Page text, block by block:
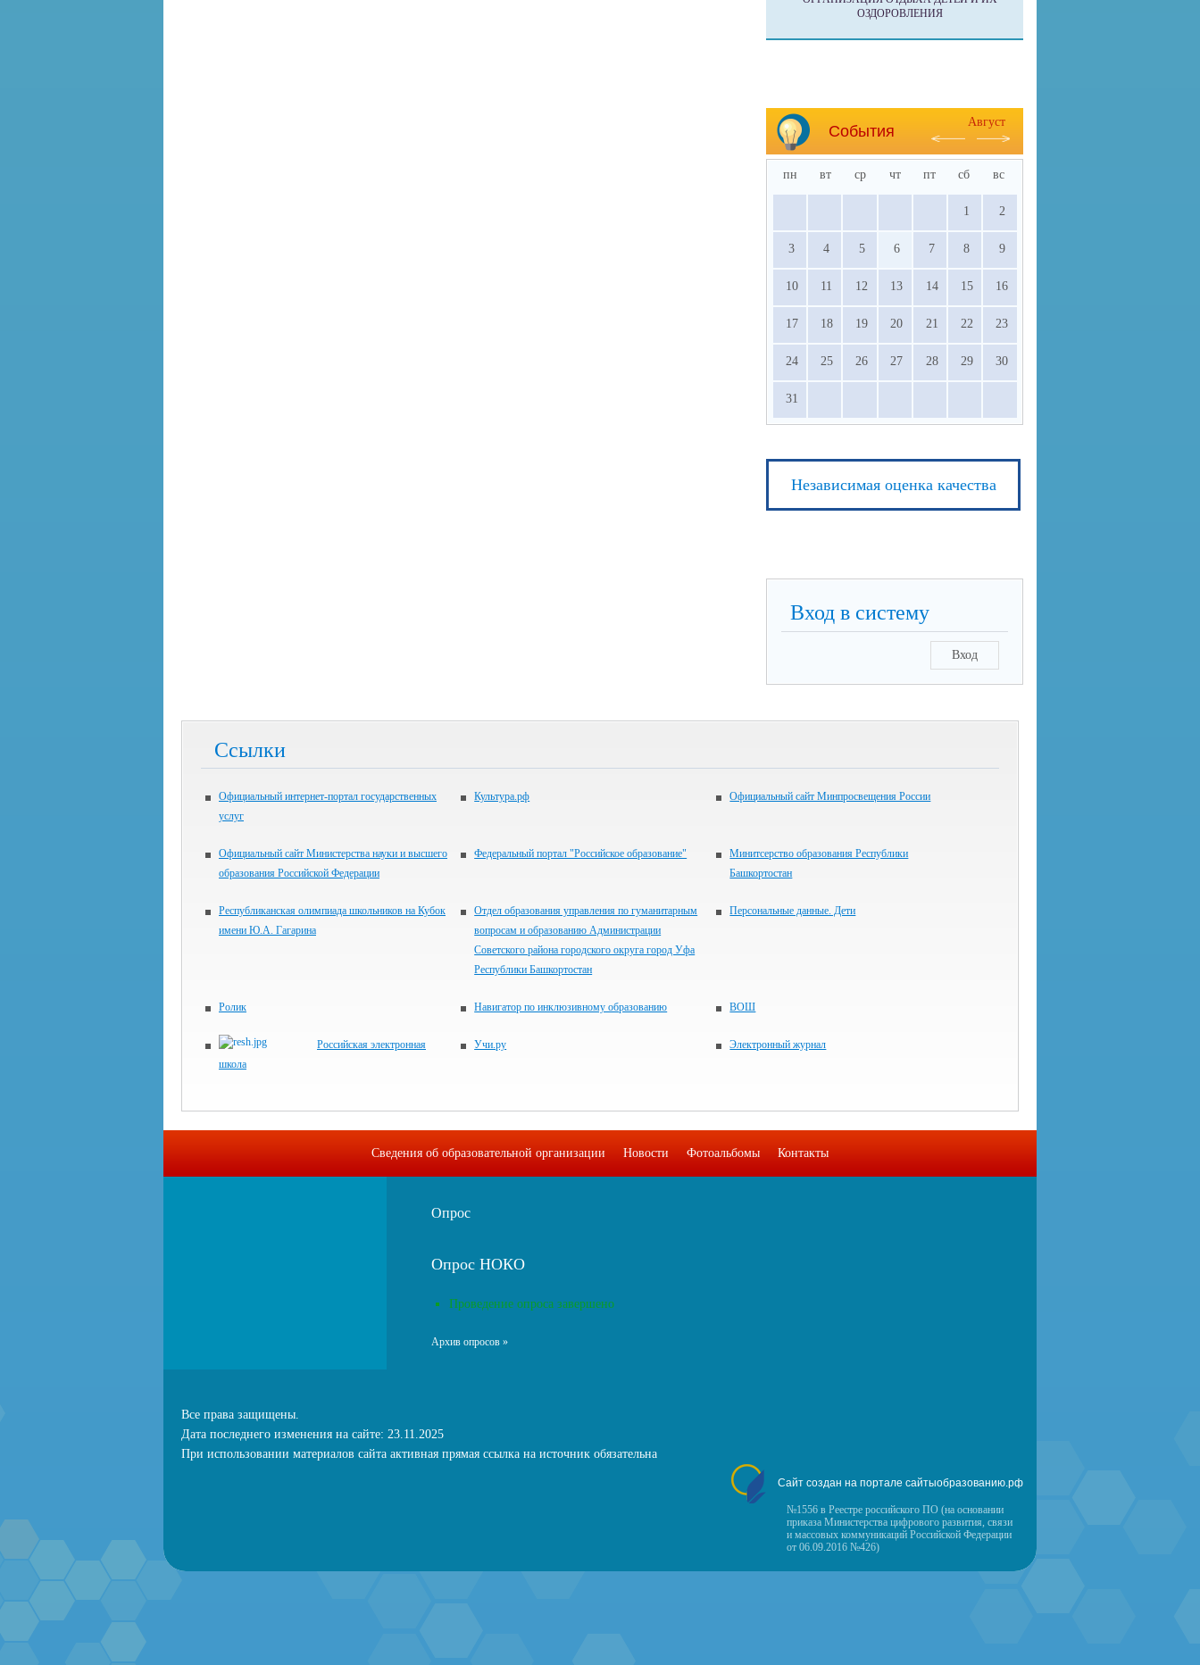
ОЗДОРОВЛЕНИЯ
События
Август
пн вт ср чт пт сб вс
1 2
3 4 5 6 7 8 9
10 11 12 13 14 15 16
17 18 19 20 21 22 23
24 25 26 27 28 29 30
31
Независимая оценка качества
Вход в систему
Вход
Ссылки
Официальный интернет-портал государственных
услуг
Культура.рф Официальный сайт Минпросвещения России
Официальный сайт Министерства науки и высшего
образования Российской Федерации
Федеральный портал "Российское образование"
Минитсерство образования Республики
Башкортостан
Республиканская олимпиада школьников на Кубок
имени Ю.А. Гагарина
Отдел образования управления по гуманитарным
вопросам и образованию Администрации
Советского района городского округа город Уфа
Республики Башкортостан
Персональные данные. Дети
Ролик Навигатор по инклюзивному образованию ВОШ
Российская электронная
школа
Учи.ру Электронный журнал
Сведения об образовательной организации Новости Фотоальбомы Контакты
Опрос
Опрос НОКО
Проведение опроса завершено
Архив опросов »
Все права защищены.
Дата последнего изменения на сайте: 23.11.2025
При использовании материалов сайта активная прямая ссылка на источник обязательна
Сайт создан на портале сайтыобразованию.рф
№1556 в Реестре российского ПО (на основании
приказа Министерства цифрового развития, связи
и массовых коммуникаций Российской Федерации
от 06.09.2016 №426)